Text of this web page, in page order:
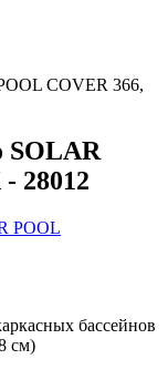
COVER 366,
SOLAR
28012
бассейнов
см)